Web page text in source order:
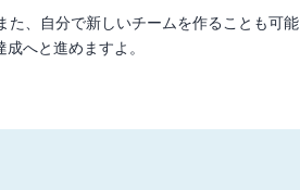
た、自分で新しいチームを作ることも可能
へと進めますよ。